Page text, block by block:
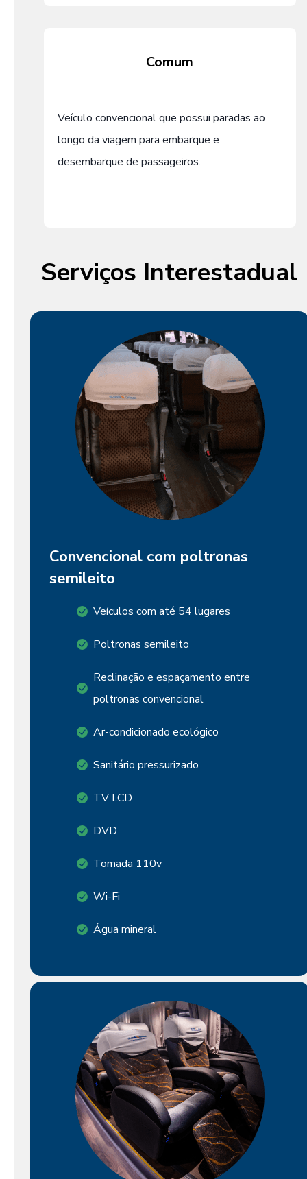
Comum
Veículo convencional que possui paradas ao
longo da viagem para embarque e
desembarque de passageiros.
Serviços Interestadual
Convencional com poltronas
semileito
Veículos com até 54 lugares
Poltronas semileito
Reclinação e espaçamento entre
poltronas convencional
Ar-condicionado ecológico
Sanitário pressurizado
TV LCD
DVD
Tomada 110v
Wi-Fi
Água mineral